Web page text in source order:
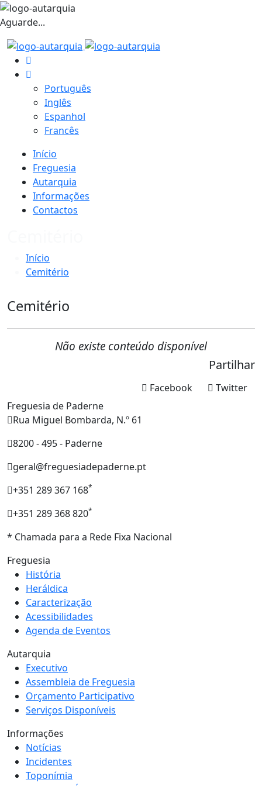
Aguarde...
Português
Inglês
Espanhol
Francês
Início
Freguesia
Autarquia
Informações
Contactos
Início
Cemitério
Cemitério
Não existe conteúdo disponível
Partilhar
Twitter
Facebook
Freguesia de Paderne
Rua Miguel Bombarda, N.º 61
8200 - 495 - Paderne
geral@freguesiadepaderne.pt
+351 289 367 168*
+351 289 368 820*
* Chamada para a Rede Fixa Nacional
Freguesia
História
Heráldica
Caracterização
Acessibilidades
Agenda de Eventos
Autarquia
Executivo
Assembleia de Freguesia
Orçamento Participativo
Serviços Disponíveis
Informações
Notícias
Incidentes
Toponímia